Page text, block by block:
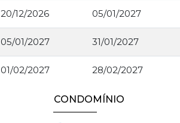
20/12/2026 05/01/2027
05/01/2027 31/01/2027
01/02/2027 28/02/2027
CONDOMÍNIO